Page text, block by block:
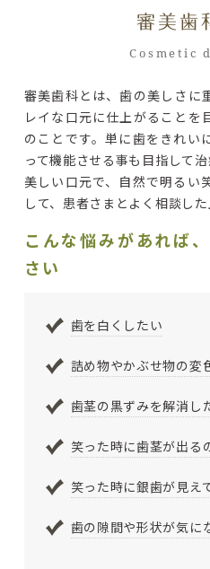
審美歯
Cosmetic
審美歯科とは、歯の美しさに
レイな口元に仕上がることを
のことです。単に歯をきれい
って機能させる事も目指して治
美しい口元で、自然で明るい
して、患者さまとよく相談した
こんな悩みがあれば
さい
歯を白くしたい
詰め物やかぶせ物の変
歯茎の黒ずみを解消し
笑った時に歯茎が出る
笑った時に銀歯が見え
歯の隙間や形状が気に